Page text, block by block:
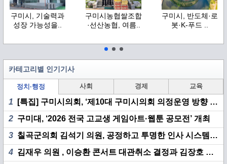
구미시, 기술력과
성장 가능성을..
구미시농협쌀조합
·선산농협, 여름..
구미시, 반도체·로
봇·K-푸드 ..
카테고리별 인기기사
정치·행정 사회 경제 교육
1 [특집] 구미시의회, ‘제10대 구미시의회 의정운영 방향 기자 간담회’ 개최
2 구미대, ‘2026 전국 고교생 게임아트·웹툰 공모전’ 개최
3 칠곡군의회 김석기 의원, 공정하고 투명한 인사 시스템 구축 촉구
4 김재우 의원 , 이승환 콘서트 대관취소 결정과 김장호 시장 책임 집중 추궁